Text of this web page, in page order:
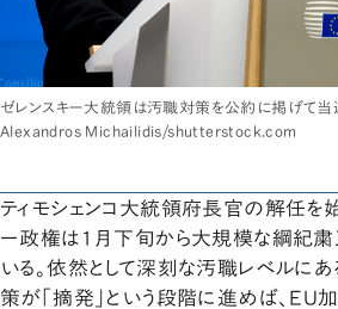
ゼレンスキー大統領は汚職対策を公約に掲げて当選
Alexandros Michailidis/shutterstock.com
ティモシェンコ大統領府長官の解任を
ー政権は1月下旬から大規模な綱紀粛
いる。依然として深刻な汚職レベルにあ
策が「摘発」という段階に進めば、EU